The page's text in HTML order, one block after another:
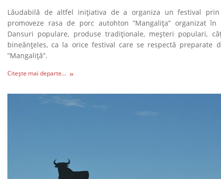
Lăudabilă de altfel inițiativa de a organiza un festival
promoveze rasa de porc autohton ”Mangalița” organizat în
Dansuri populare, produse tradiționale, meșteri populari,
bineânțeles, ca la orice festival care se respectă preparate
”Mangaliță”.
Citește mai departe...